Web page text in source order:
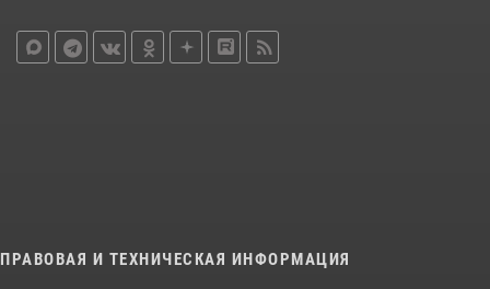
ПРАВОВАЯ И ТЕХНИЧЕСКАЯ ИНФОРМАЦИЯ